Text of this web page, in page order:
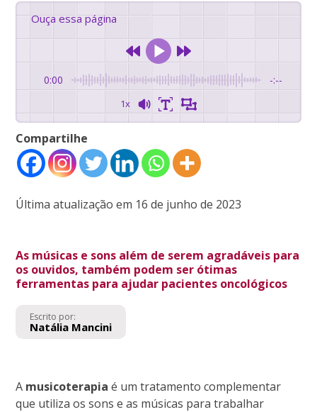
Ouça essa página
0:00 -:--
1x
Compartilhe
Última atualização em 16 de junho de 2023
As músicas e sons além de serem agradáveis para
os ouvidos, também podem ser ótimas
ferramentas para ajudar pacientes oncológicos
Escrito por:
Natália Mancini
A musicoterapiaé um tratamento complementar
que utiliza os sons e as músicas para trabalhar